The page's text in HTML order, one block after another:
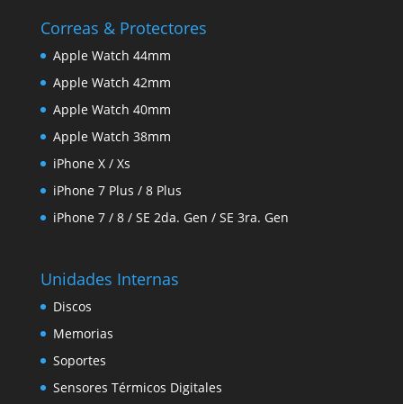
Correas & Protectores
Apple Watch 44mm
Apple Watch 42mm
Apple Watch 40mm
Apple Watch 38mm
iPhone X / Xs
iPhone 7 Plus / 8 Plus
iPhone 7 / 8 / SE 2da. Gen / SE 3ra. Gen
Unidades Internas
Discos
Memorias
Soportes
Sensores Térmicos Digitales